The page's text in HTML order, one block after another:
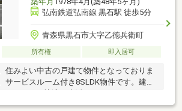
弘南鉄道弘南線 黒石駅 徒歩5分
青森県黒石市大字乙徳兵衛町
所有権 即入居可
住みよい中古の戸建て物件となっておりま
サービスルーム付き8SLDK物件です。建物
LDKがあります。前面道路6m以上は確保